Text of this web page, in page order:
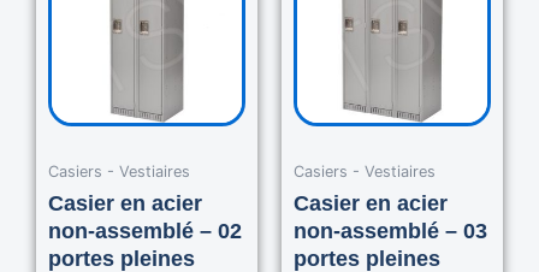
Casiers - Vestiaires
Casier en acier
non-assemblé – 02
portes pleines
Casiers - Vestiaires
Casier en acier
non-assemblé – 03
portes pleines